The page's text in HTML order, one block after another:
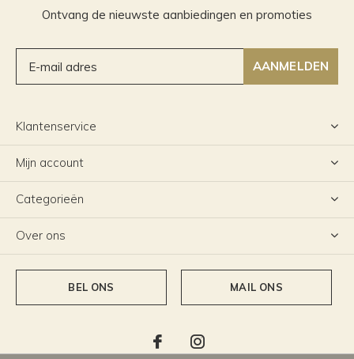
Ontvang de nieuwste aanbiedingen en promoties
AANMELDEN
Klantenservice
Mijn account
Categorieën
Over ons
BEL ONS MAIL ONS